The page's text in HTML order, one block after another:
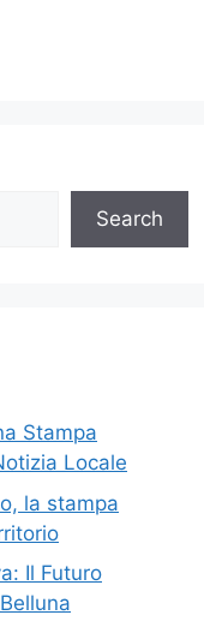
Search
Stampa
Locale
la stampa
Il Futuro